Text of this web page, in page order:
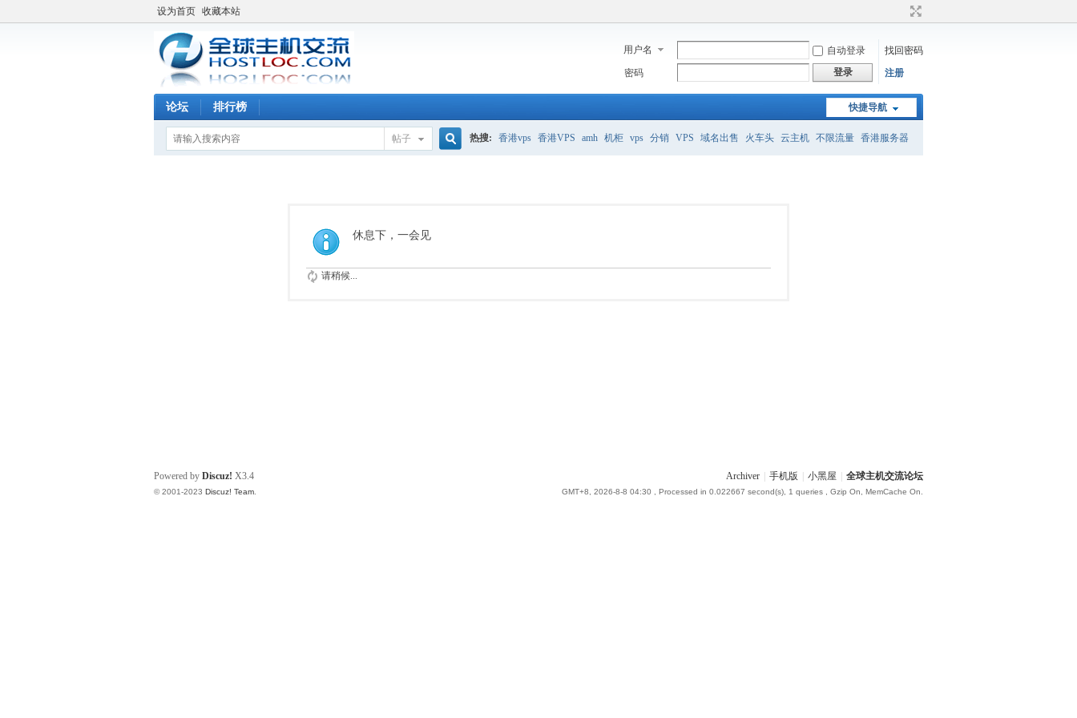
设为首页 收藏本站
用户名 自动登录
找回密码
密码
登录 注册
快捷导航
论坛 排行榜
帖子 热搜: 香港vps 香港VPS amh 机柜 vps 分销 VPS 域名出售 火车头 云主机 不限流量 香港服务器
休息下，一会见
请稍候...
Archiver 手机版 小黑屋 全球主机交流论坛
GMT+8, 2026-8-8 04:30 , Processed in 0.022667 second(s), 1 queries , Gzip On, MemCache On.
Powered by Discuz! X3.4
© 2001-2023 Discuz! Team